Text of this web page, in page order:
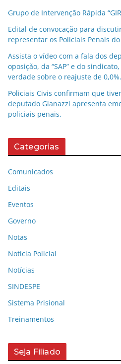
Grupo de Intervenção Rápida
Edital de convocação para
representar os Policiais Penais
Assista o vídeo com a fala dos
oposição, da “SAP” e do
verdade sobre o reajuste de 0,0%.
Policiais Civis confirmam que
deputado Gianazzi apresenta
policiais penais.
Categorias
Comunicados
Editais
Eventos
Governo
Notas
Notícia Policial
Notícias
SINDESPE
Sistema Prisional
Treinamentos
Seja Filiado